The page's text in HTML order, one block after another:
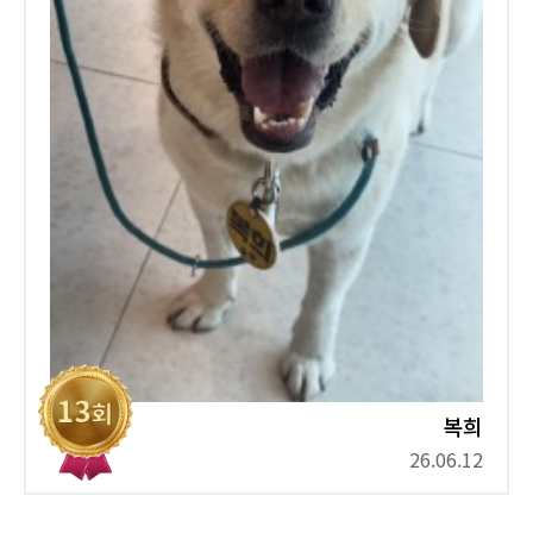
복희
26.06.12